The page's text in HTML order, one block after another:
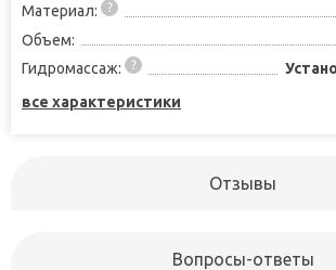
Материал:
Объем:
Гидромассаж:
все характеристики
Отзывы
Вопросы-ответы